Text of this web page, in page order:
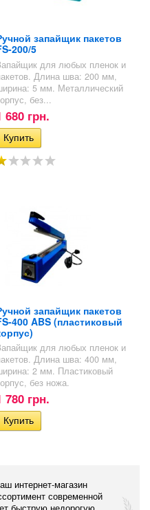
запайщик пакетов
200/5
для любых пленок и
Длина шва: 200 мм,
5 мм. Металлический
без...
680 грн.
запайщик пакетов
400 ABS (пластиковый
для любых пленок и
Длина шва: 400 мм,
2 мм. Пластиковый
без ножа.
780 грн.
интернет-магазин
современной